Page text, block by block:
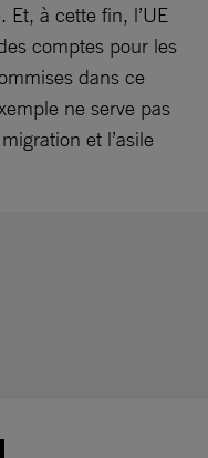
Et, à cette fin, l’UE
comptes pour les
dans ce
ne serve pas
et l’asile